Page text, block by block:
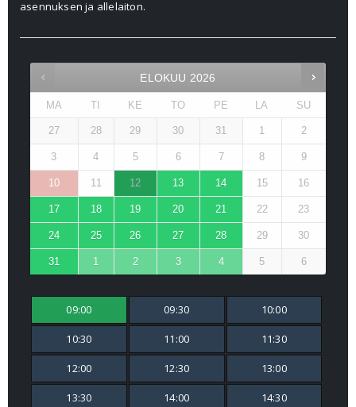
asennuksen ja allelaiton.
ELOKUU 2026
MA TI KE TO PE LA SU
27 28 29 30 31 1 2
3 4 5 6 7 8 9
10 11 12 13 14 15 16
17 18 19 20 21 22 23
24 25 26 27 28 29 30
31 1 2 3 4 5 6
09:00 09:30 10:00
10:30 11:00 11:30
12:00 12:30 13:00
13:30 14:00 14:30